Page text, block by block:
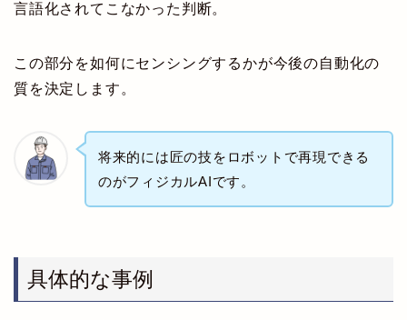
言語化されてこなかった判断。
この部分を如何にセンシングするかが今後の自動化の
質を決定します。
将来的には匠の技をロボットで再現できる
のがフィジカルAIです。
具体的な事例